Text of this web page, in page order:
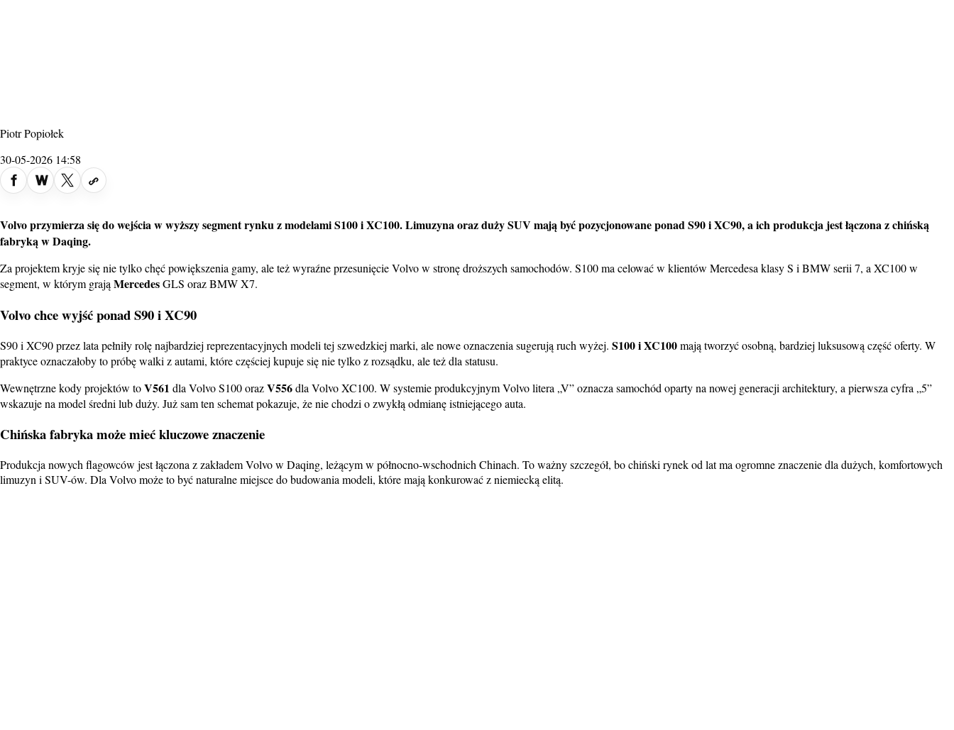
Piotr Popiołek
30-05-2026 14:58
Volvo przymierza się do wejścia w wyższy segment rynku z modelami S100 i XC100. Limuzyna oraz duży SUV mają być pozycjonowane ponad S90 i XC90, a ich produkcja jest łączona z chińską
fabryką w Daqing.
Za projektem kryje się nie tylko chęć powiększenia gamy, ale też wyraźne przesunięcie Volvo w stronę droższych samochodów. S100 ma celować w klientów Mercedesa klasy S i BMW serii 7, a XC100 w
segment, w którym grająMercedesGLS oraz BMW X7.
Volvo chce wyjść ponad S90 i XC90
S90 i XC90 przez lata pełniły rolę najbardziej reprezentacyjnych modeli tej szwedzkiej marki, ale nowe oznaczenia sugerują ruch wyżej. S100 i XC100mają tworzyć osobną, bardziej luksusową część oferty. W
praktyce oznaczałoby to próbę walki z autami, które częściej kupuje się nie tylko z rozsądku, ale też dla statusu.
Wewnętrzne kody projektów toV561 dla Volvo S100 orazV556dla Volvo XC100. W systemie produkcyjnym Volvo litera „V” oznacza samochód oparty na nowej generacji architektury, a pierwsza cyfra „5”
wskazuje na model średni lub duży. Już sam ten schemat pokazuje, że nie chodzi o zwykłą odmianę istniejącego auta.
Chińska fabryka może mieć kluczowe znaczenie
Produkcja nowych flagowców jest łączona z zakładem Volvo w Daqing, leżącym w północno-wschodnich Chinach. To ważny szczegół, bo chiński rynek od lat ma ogromne znaczenie dla dużych, komfortowych
limuzyn i SUV-ów. Dla Volvo może to być naturalne miejsce do budowania modeli, które mają konkurować z niemiecką elitą.